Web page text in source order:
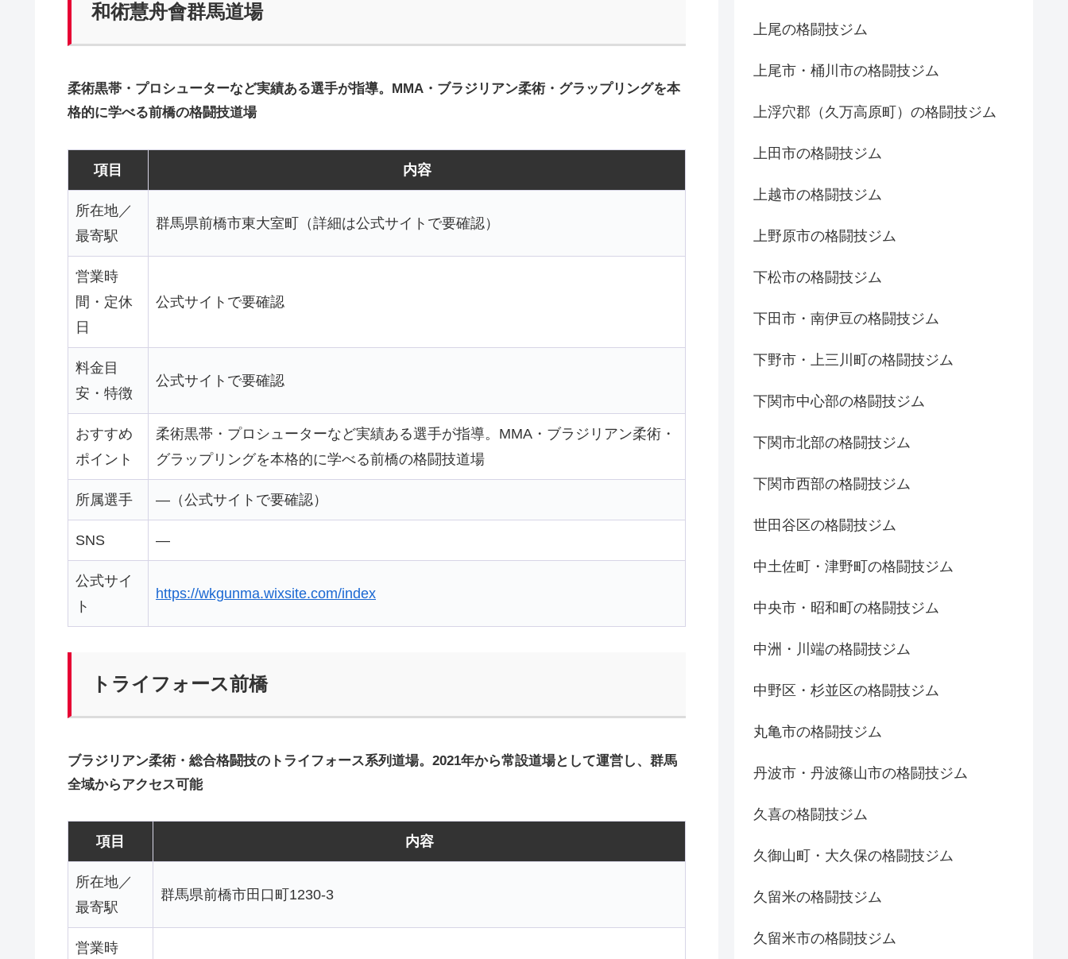
和術慧舟會群馬道場
柔術黒帯・プロシューターなど実績ある選手が指導。MMA・ブラジリアン柔術・グラップリングを本
格的に学べる前橋の格闘技道場
項目 内容
所在地／
最寄駅
群馬県前橋市東大室町（詳細は公式サイトで要確認）
営業時
間・定休
日
公式サイトで要確認
料金目
安・特徴
公式サイトで要確認
おすすめ
ポイント
柔術黒帯・プロシューターなど実績ある選手が指導。MMA・ブラジリアン柔術・
グラップリングを本格的に学べる前橋の格闘技道場
所属選手 —（公式サイトで要確認）
SNS —
公式サイ
ト
https://wkgunma.wixsite.com/index
トライフォース前橋
ブラジリアン柔術・総合格闘技のトライフォース系列道場。2021年から常設道場として運営し、群馬
全域からアクセス可能
項目 内容
所在地／
最寄駅
群馬県前橋市田口町1230-3
営業時
上尾の格闘技ジム
上尾市・桶川市の格闘技ジム
上浮穴郡（久万高原町）の格闘技ジム
上田市の格闘技ジム
上越市の格闘技ジム
上野原市の格闘技ジム
下松市の格闘技ジム
下田市・南伊豆の格闘技ジム
下野市・上三川町の格闘技ジム
下関市中心部の格闘技ジム
下関市北部の格闘技ジム
下関市西部の格闘技ジム
世田谷区の格闘技ジム
中土佐町・津野町の格闘技ジム
中央市・昭和町の格闘技ジム
中洲・川端の格闘技ジム
中野区・杉並区の格闘技ジム
丸亀市の格闘技ジム
丹波市・丹波篠山市の格闘技ジム
久喜の格闘技ジム
久御山町・大久保の格闘技ジム
久留米の格闘技ジム
久留米市の格闘技ジム